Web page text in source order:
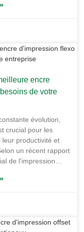
la durabilité. Chez
spécialement
Grâce à notre
industrielle de chimie
d'un avantage
équipés pour
industriels sans
nous explorerons
flexo UV pour
éclatantes
»
encre
de votre
évolution,
crucial pour les
productivité et
un récent rapport
de l'impression
de l'engouement
Ink Co., Ltd.,
de chimie fine de
l'importance de
»